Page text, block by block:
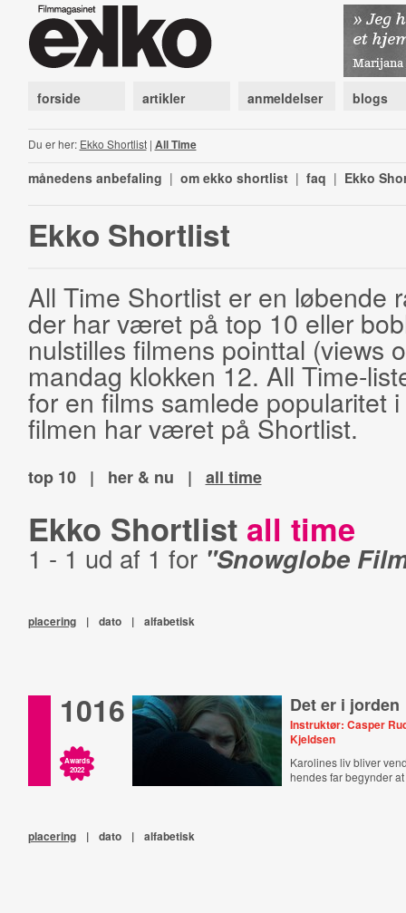
forside artikler anmeldelser blogs
Du er her: Ekko Shortlist| All Time
månedens anbefaling | om ekko shortlist | faq | Ekko
Ekko Shortlist
All Time Shortlist er en løbende
der har været på top 10 eller
nulstilles filmens pointtal (views
mandag klokken 12. All Time-
for en films samlede popularitet
filmen har været på Shortlist.
top 10 | her & nu | all time
Ekko Shortlist all time
1 - 1 ud af 1 for "Snowglobe
placering | dato | alfabetisk
1016
Awards
2022
Det er i jorden
Instruktør: Casper
Kjeldsen
Karolines liv bliver
hendes far begynder
placering | dato | alfabetisk